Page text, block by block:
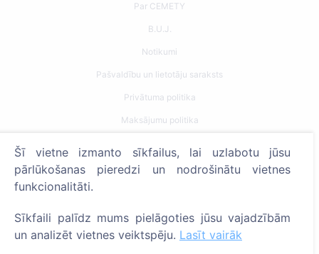
Par CEMETY
B.U.J.
Notikumi
Pašvaldību un lietotāju saraksts
Privātuma politika
Maksājumu politika
Sīkfailu iestatījumi
Meklēt apbedīto
Šī vietne izmanto sīkfailus, lai uzlabotu jūsu
pārlūkošanas pieredzi un nodrošinātu vietnes
funkcionalitāti.
Sīkfaili palīdz mums pielāgoties jūsu vajadzībām
un analizēt vietnes veiktspēju. Lasīt vairāk